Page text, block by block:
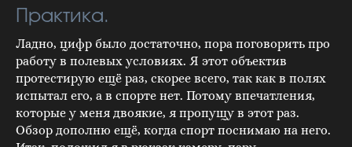
Практика.
Ладно, цифр было достаточно, пора поговорить про
работу в полевых условиях. Я этот объектив
протестирую ещё раз, скорее всего, так как в полях
испытал его, а в спорте нет. Потому впечатления,
которые у меня двоякие, я пропущу в этот раз.
Обзор дополню ещё, когда спорт поснимаю на него.